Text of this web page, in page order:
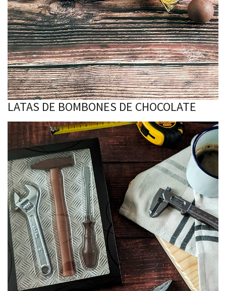
LATAS DE BOMBONES DE CHOCOLATE